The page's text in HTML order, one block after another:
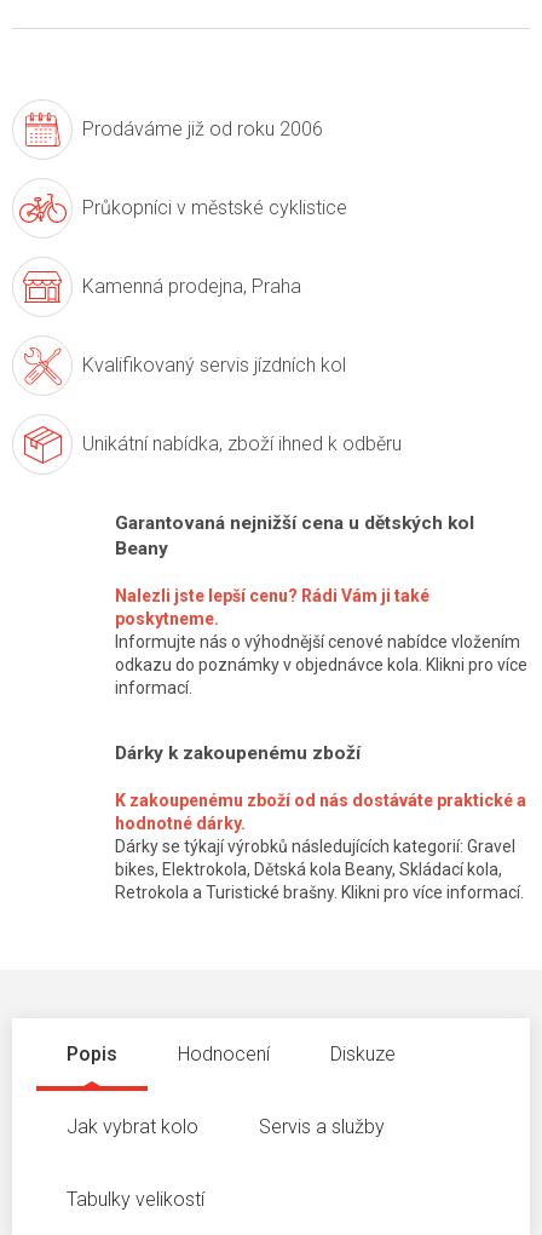
Prodáváme již od roku 2006
Průkopníci v městské cyklistice
Kamenná prodejna, Praha
Kvalifikovaný servis jízdních kol
Unikátní nabídka, zboží ihned k odběru
Garantovaná nejnižší cena u dětských kol
Beany
Nalezli jste lepší cenu? Rádi Vám ji také
poskytneme.
Informujte nás o výhodnější cenové nabídce vložením
odkazu do poznámky v objednávce kola. Klikni pro více
informací.
Dárky k zakoupenému zboží
K zakoupenému zboží od nás dostáváte praktické a
hodnotné dárky.
Dárky se týkají výrobků následujících kategorií: Gravel
bikes, Elektrokola, Dětská kola Beany, Skládací kola,
Retrokola a Turistické brašny. Klikni pro více informací.
Popis Hodnocení Diskuze
Jak vybrat kolo Servis a služby
Tabulky velikostí